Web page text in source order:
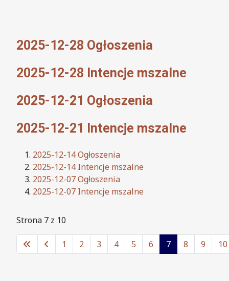
2025-12-28 Ogłoszenia
2025-12-28 Intencje mszalne
2025-12-21 Ogłoszenia
2025-12-21 Intencje mszalne
2025-12-14 Ogłoszenia
2025-12-14 Intencje mszalne
2025-12-07 Ogłoszenia
2025-12-07 Intencje mszalne
Strona 7 z 10
1 2 3 4 5 6 7 8 9 10